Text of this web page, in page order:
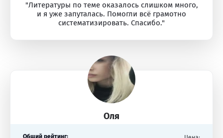
"Литературы по теме оказалось слишком много,
и я уже запуталась. Помогли всё грамотно
систематизировать. Спасибо."
Оля
Общий рейтинг: